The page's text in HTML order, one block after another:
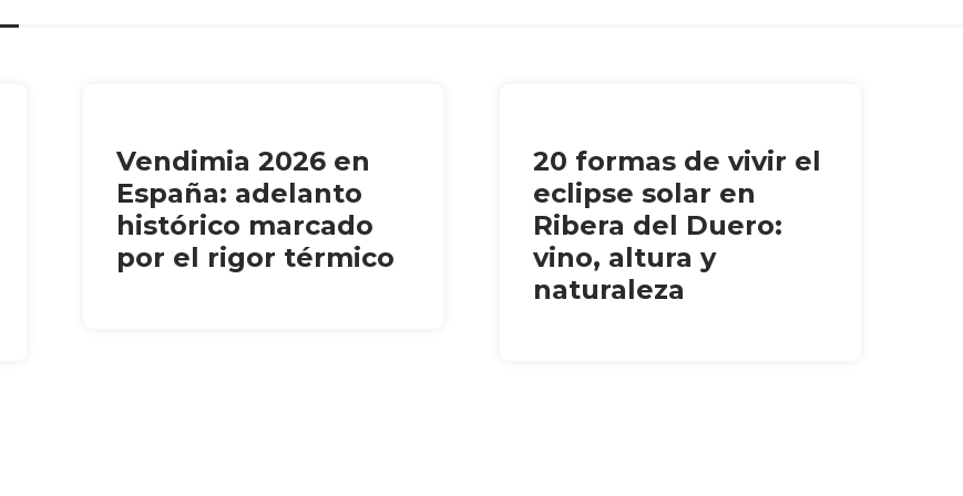
Vendimia 2026 en
España: adelanto
histórico marcado
por el rigor térmico
20 formas de vivir el
eclipse solar en
Ribera del Duero:
vino, altura y
naturaleza